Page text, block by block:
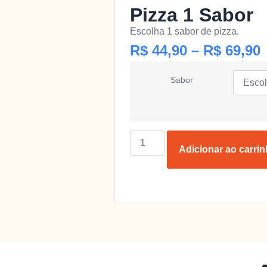
Pizza 1 Sabor
Escolha 1 sabor de pizza.
R$ 44,90 – R$ 69,90
Sabor
Adicionar ao